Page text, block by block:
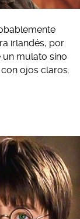
irlandés, por
un mulato sino
ojos claros.